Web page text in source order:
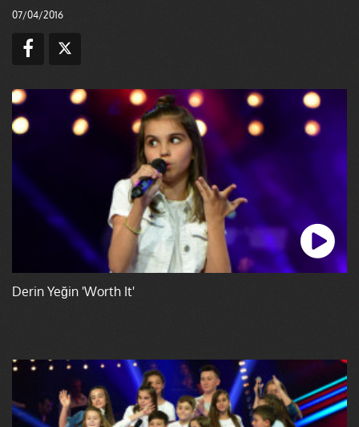
07/04/2016
Derin Yeğin 'Worth It'